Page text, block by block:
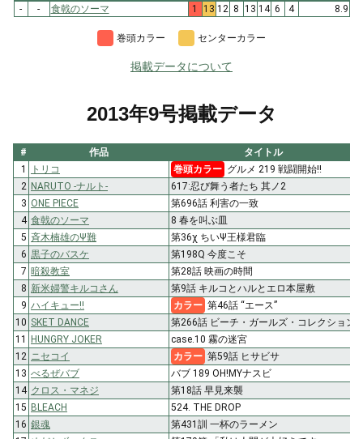
-
- 食戟のソーマ 1 13 12 8 13 14 6 4 8.9
巻頭カラー センターカラー
掲載データについて
2013年9号掲載データ
# 作品
タイトル
1
トリコ 巻頭カラー グルメ 219 戦闘開始!!
2 NARUTO -ナルト-
617:忍び舞う者たち 其ノ2
3 ONE PIECE
第696話 利害の一致
4 食戟のソーマ
8 春を叫ぶ皿
5 斉木楠雄のΨ難
第36χ ちいΨ王様君臨
6 黒子のバスケ
第198Q 今度こそ
7 暗殺教室
第28話 映画の時間
8 新米婦警キルコさん
第9話 キルコとハルとエロ本屋敷
9 ハイキュー!! カラー 第46話 “エース”
10 SKET DANCE
第266話 ビーチ・ガールズ・コレクション
11 HUNGRY JOKER
case.10 霧の迷宮
12 ニセコイ カラー 第59話 ヒサビサ
13 べるぜバブ
バブ 189 OH!MYナスビ
14 クロス・マネジ
第18話 早見来襲
15 BLEACH
524. THE DROP
16 銀魂
第431訓 一杯のラーメン